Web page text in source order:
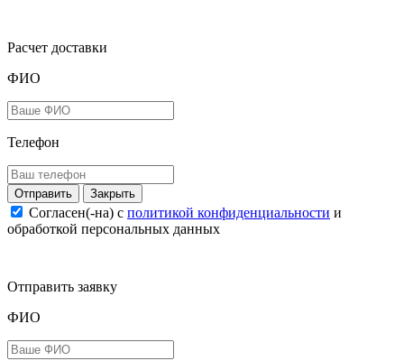
Расчет доставки
ФИО
Телефон
Закрыть
Согласен(-на) c политикой конфиденциальности и
обработкой персональных данных
Отправить заявку
ФИО